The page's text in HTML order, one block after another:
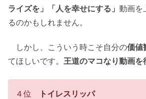
ライズを」「人を幸せにする」 動画を
るのかもしれません。
しかし、こういう時こそ自分の価値
てほしいです。 王道のマコなり動画を
４位 トイレスリッパ